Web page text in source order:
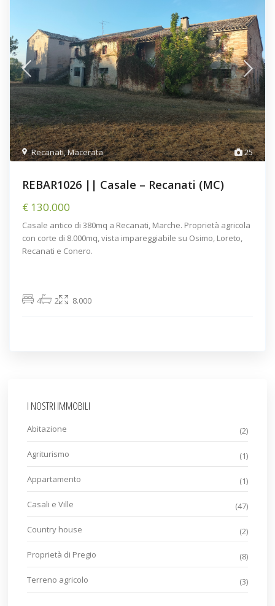
25
Recanati,Macerata
REBAR1026 || Casale – Recanati (MC)
€ 130.000
Casale antico di 380mq a Recanati, Marche. Proprietà agricola
con corte di 8.000mq, vista impareggiabile su Osimo, Loreto,
Recanati e Conero.
4 2 8.000
I NOSTRI IMMOBILI
Abitazione (2)
Agriturismo (1)
Appartamento (1)
Casali e Ville (47)
Country house (2)
Proprietà di Pregio (8)
Terreno agricolo (3)